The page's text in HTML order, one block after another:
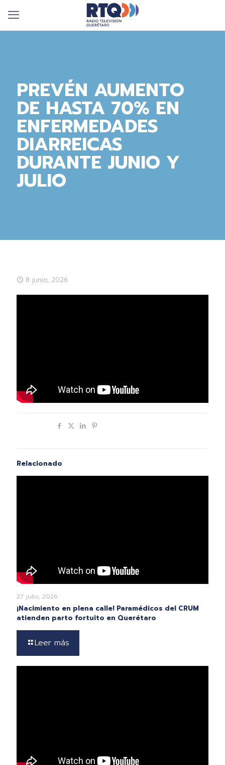
PREVÉN AUMENTO
DE HASTA 70% EN
ENFERMEDADES
DIARREICAS
DURANTE JUNIO Y
JULIO
8 junio, 2026
Relacionado
27 julio, 2026
¡Nacimiento en plena calle! Paramédicos del CRUM
atienden parto fortuito en Querétaro
Leer más